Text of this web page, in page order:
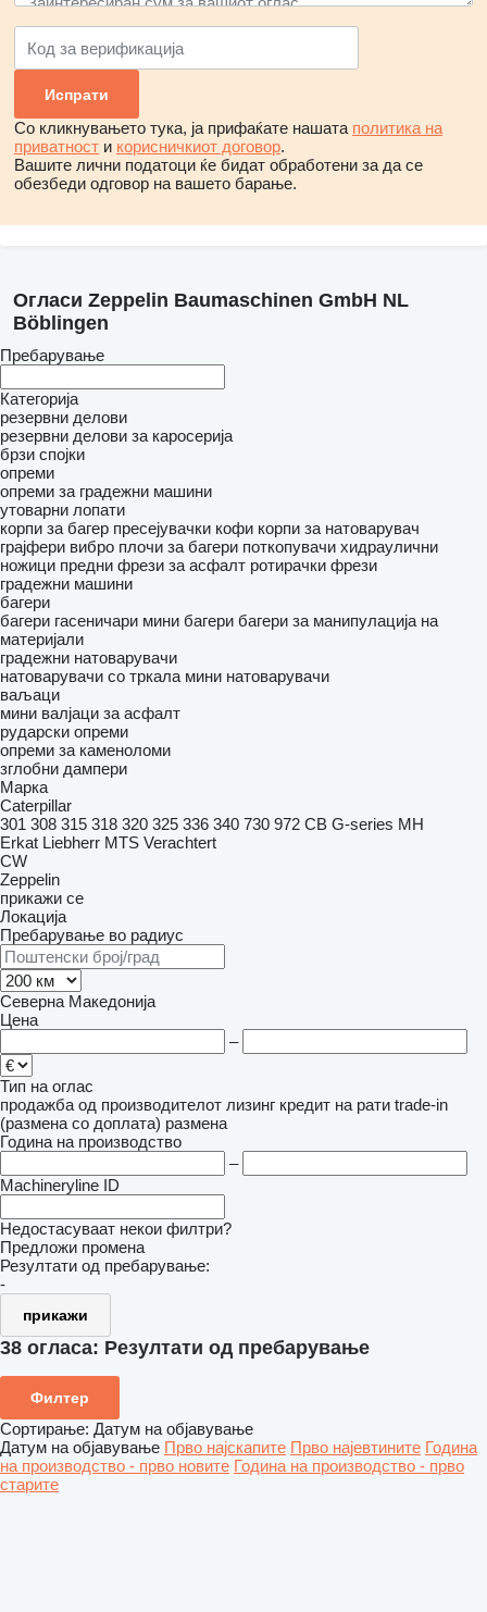
Со кликнувањето тука, ја прифаќате нашата политика на
приватност и корисничкиот договор.
Вашите лични податоци ќе бидат обработени за да се
обезбеди одговор на вашето барање.
Огласи Zeppelin Baumaschinen GmbH NL
Böblingen
Пребарување
Категорија
резервни делови
резервни делови за каросерија
брзи спојки
опреми
опреми за градежни машини
утоварни лопати
корпи за багер пресејувачки кофи корпи за натоварувач
грајфери вибро плочи за багери поткопувачи хидраулични
ножици предни фрези за асфалт ротирачки фрези
градежни машини
багери
багери гасеничари мини багери багери за манипулација на
материјали
градежни натоварувачи
натоварувачи со тркала мини натоварувачи
ваљаци
мини валјаци за асфалт
рударски опреми
опреми за каменоломи
зглобни дампери
Марка
Caterpillar
301 308 315 318 320 325 336 340 730 972 CB G-series MH
Erkat Liebherr MTS Verachtert
CW
Zeppelin
прикажи се
Локација
Пребарување во радиус
Северна Македонија
Цена
–
Тип на оглас
продажба од производителот лизинг кредит на рати trade-in
(размена со доплата) размена
Година на производство
–
Machineryline ID
Недостасуваат некои филтри?
Предложи промена
Резултати од пребарување:
-
прикажи
38 огласа: Резултати од пребарување
Филтер
Сортирање: Датум на објавување
Датум на објавување Прво најскапите Прво најевтините Година
на производство - прво новите Година на производство - прво
старите